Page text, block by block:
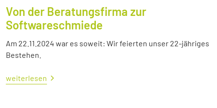
Von der Beratungsfirma zur
Softwareschmiede
Am 22.11.2024 war es soweit: Wir feierten unser 22-jähriges
Bestehen.
weiterlesen